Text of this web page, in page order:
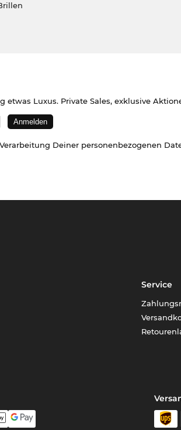
etwas Luxus. Private Sales, exklusive
Deiner personenbezogenen
Service